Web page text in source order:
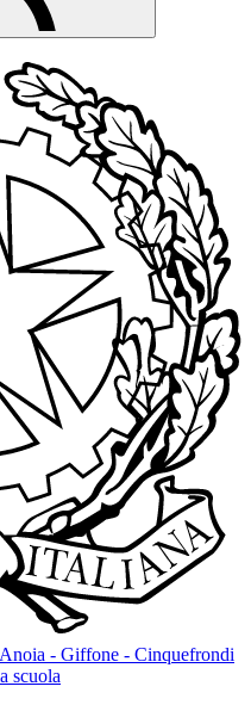
Anoia - Giffone - Cinquefrondi
scuola